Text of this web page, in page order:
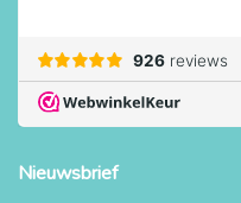
Nieuwsbrief